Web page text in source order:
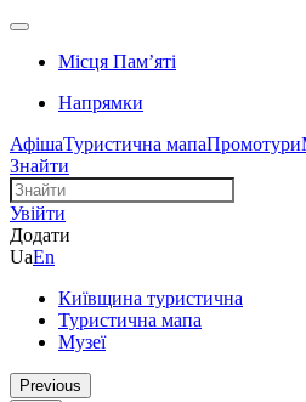
Місця Памʼяті
Напрямки
АфішаТуристична мапаПромотури
Знайти
Увійти
Додати
UaEn
Київщина туристична
Туристична мапа
Музеї
Previous